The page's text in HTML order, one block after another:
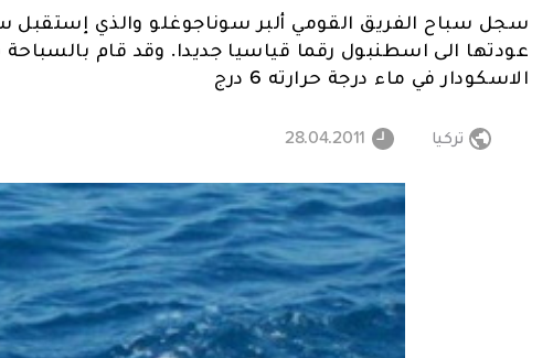
سجل سباح الفريق القومي ألبر سوناجوغلو والذي إستقبل
عودتها الى اسطنبول رقما قياسيا جديدا. وقد قام
الاسكودار في ماء درجة حرارته 6 درج
تركيا 28.04.2011